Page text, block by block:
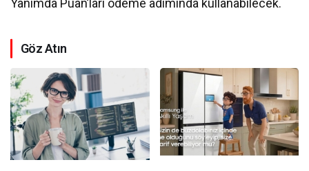
Yanımda Puan’ları ödeme adımında kullanabilecek.
Göz Atın